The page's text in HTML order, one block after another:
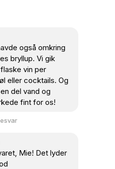
også omkring
bryllup. Vi gik
vin per
eller cocktails. Og
del vand og
fint for os!
Mie! Det lyder